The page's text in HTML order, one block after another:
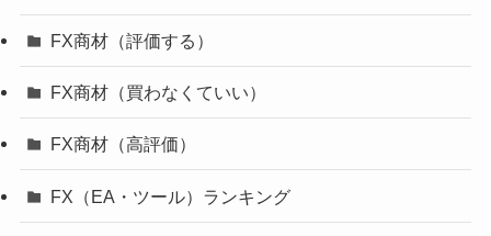
FX商材（評価する）
FX商材（買わなくていい）
FX商材（高評価）
FX（EA・ツール）ランキング